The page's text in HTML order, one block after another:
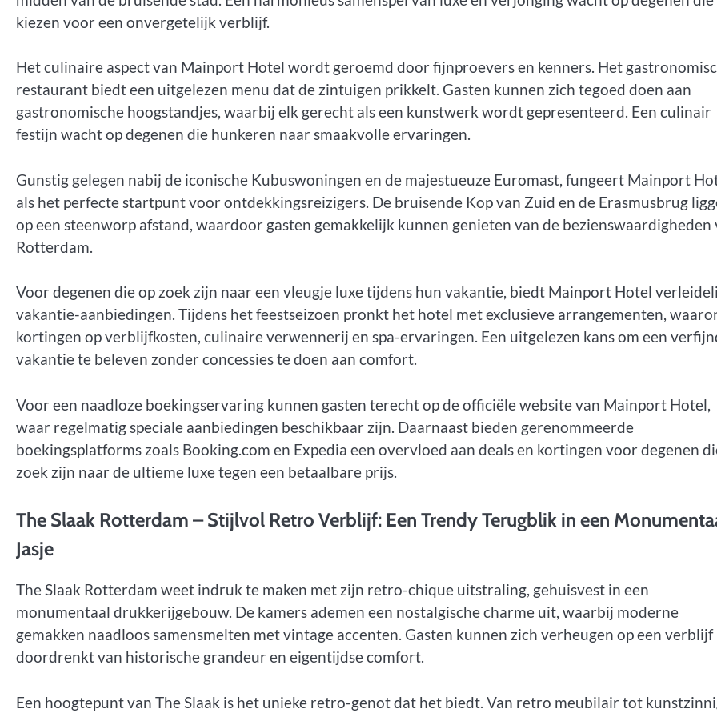
kiezen voor een onvergetelijk verblijf.
Het culinaire aspect van Mainport Hotel wordt geroemd door fijnproevers en kenners. Het
restaurant biedt een uitgelezen menu dat de zintuigen prikkelt. Gasten kunnen zich tegoed doen aan
gastronomische hoogstandjes, waarbij elk gerecht als een kunstwerk wordt gepresenteerd. Een culinair
festijn wacht op degenen die hunkeren naar smaakvolle ervaringen.
Gunstig gelegen nabij de iconische Kubuswoningen en de majestueuze Euromast, fungeert Mainport
als het perfecte startpunt voor ontdekkingsreizigers. De bruisende Kop van Zuid en de Erasmusbrug
op een steenworp afstand, waardoor gasten gemakkelijk kunnen genieten van de bezienswaardigheden
Rotterdam.
Voor degenen die op zoek zijn naar een vleugje luxe tijdens hun vakantie, biedt Mainport Hotel
vakantie-aanbiedingen. Tijdens het feestseizoen pronkt het hotel met exclusieve arrangementen,
kortingen op verblijfkosten, culinaire verwennerij en spa-ervaringen. Een uitgelezen kans om een
vakantie te beleven zonder concessies te doen aan comfort.
Voor een naadloze boekingservaring kunnen gasten terecht op de officiële website van Mainport Hotel,
waar regelmatig speciale aanbiedingen beschikbaar zijn. Daarnaast bieden gerenommeerde
boekingsplatforms zoals Booking.com en Expedia een overvloed aan deals en kortingen voor degenen
zoek zijn naar de ultieme luxe tegen een betaalbare prijs.
The Slaak Rotterdam – Stijlvol Retro Verblijf: Een Trendy Terugblik in een
Jasje
The Slaak Rotterdam weet indruk te maken met zijn retro-chique uitstraling, gehuisvest in een
monumentaal drukkerijgebouw. De kamers ademen een nostalgische charme uit, waarbij moderne
gemakken naadloos samensmelten met vintage accenten. Gasten kunnen zich verheugen op een verblijf
doordrenkt van historische grandeur en eigentijdse comfort.
Een hoogtepunt van The Slaak is het unieke retro-genot dat het biedt. Van retro meubilair tot